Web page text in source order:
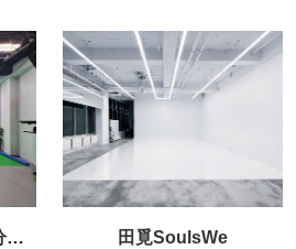
藍山攝影棚 忠孝敦化1分鐘 一小時950元 設備全含 田覓SoulsWe